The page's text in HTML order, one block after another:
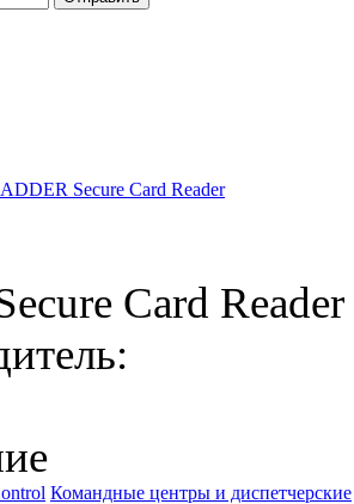
Card Reader
Командные центры и диспетчерские